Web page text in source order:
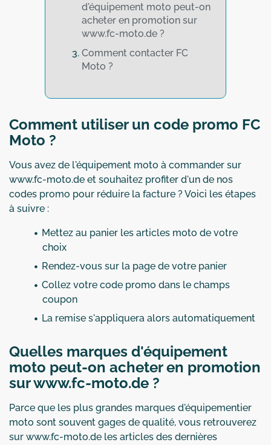
d'équipement moto peut-on
acheter en promotion sur
www.fc-moto.de ?
Comment contacter FC
Moto ?
Comment utiliser un code promo FC
Moto ?
Vous avez de l'équipement moto à commander sur
www.fc-moto.de et souhaitez profiter d'un de nos
codes promo pour réduire la facture ? Voici les étapes
à suivre :
Mettez au panier les articles moto de votre
choix
Rendez-vous sur la page de votre panier
Collez votre code promo dans le champs
coupon
La remise s'appliquera alors automatiquement
Quelles marques d'équipement
moto peut-on acheter en promotion
sur www.fc-moto.de ?
Parce que les plus grandes marques d'équipementier
moto sont souvent gages de qualité, vous retrouverez
sur www.fc-moto.de les articles des dernières